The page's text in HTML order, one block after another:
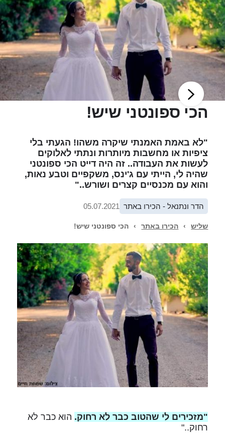
הכי ספונטני שיש!
"לא באמת האמנתי שיקרה משהו! הגעתי בלי
ציפיות או מחשבות מיותרות ונתתי לאלוקים
לעשות את העבודה.. זה היה דייט הכי ספונטני
שהיה לי, הייתי עם ג'ינס, משקפיים וטבע נאות,
והוא עם מכנסיים קצרים ושורש.."
הדר ונתנאל - הכירו באתר 05.07.2021
שליש › הכירו באתר › הכי ספונטני שיש!
"מזכירים לי שהטוב כבר לא רחוק. הוא כבר לא
רחוק.."